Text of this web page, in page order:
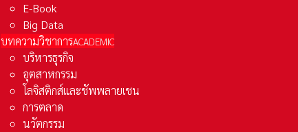
E-Book
Big Data
บทความวิชาการACADEMIC
บริหารธุรกิจ
อุตสาหกรรม
โลจิสติกส์และชัพพลายเชน
การตลาด
นวัตกรรม